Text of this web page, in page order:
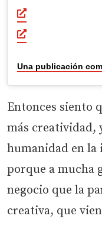
Entonces siento
más creatividad,
humanidad en la
porque a mucha
negocio que la
creativa, que